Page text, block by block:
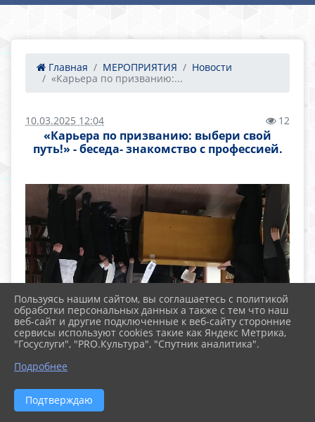
Главная МЕРОПРИЯТИЯ
Новости
«Карьера по призванию:...
10.03.2025 12:04 12
«Карьера по призванию: выбери свой
путь!» - беседа- знакомство с профессией.
Выбор профессии – одно из важнейших
Пользуясь нашим сайтом, вы соглашаетесь с политикой
обработки персональных данных а также с тем что наш
веб-сайт и другие подключенные к веб-сайту сторонние
сервисы используют cookies такие как Яндекс Метрика,
"Госуслуги", "PRO.Культура", "Спутник аналитика".
Подробнее
Подтверждаю